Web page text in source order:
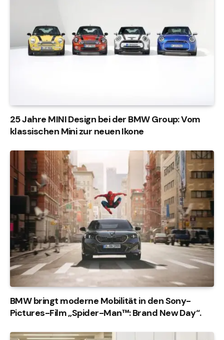
25 Jahre MINI Design bei der BMW Group: Vom
klassischen Mini zur neuen Ikone
BMW bringt moderne Mobilität in den Sony-
Pictures-Film „Spider-Man™: Brand New Day“.